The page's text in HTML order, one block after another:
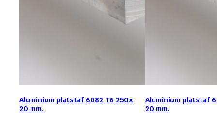
Aluminium platstaf 6082 T6 250x
20 mm.
Aluminium platstaf
20 mm.